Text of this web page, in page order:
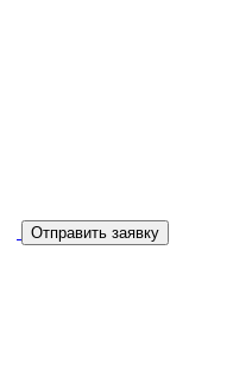
Отправить заявку